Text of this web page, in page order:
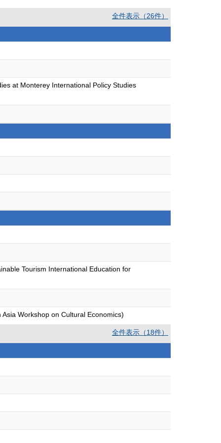
全件表示（26件）
at Monterey International Policy Studies
Tourism International Education for
Workshop on Cultural Economics)
全件表示（18件）